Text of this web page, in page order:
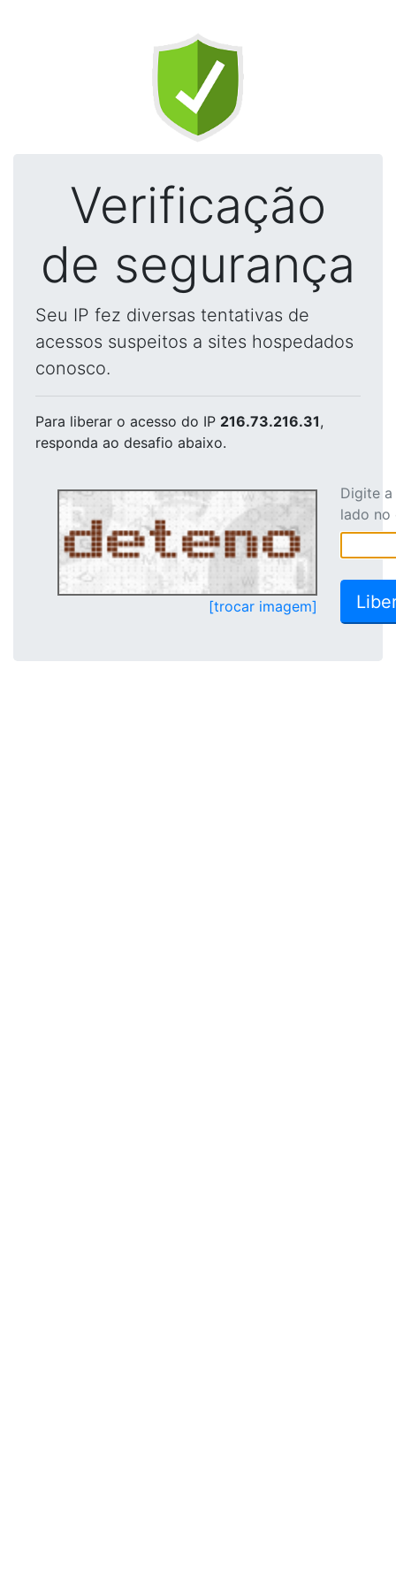
Verificação
de segurança
Seu IP fez diversas tentativas de
acessos suspeitos a sites hospedados
conosco.
Para liberar o acesso do IP 216.73.216.31,
responda ao desafio abaixo.
[trocar imagem]
Digite
lado no